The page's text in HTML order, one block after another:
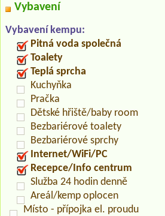
Vybavení
Vybavení kempu:
Pitná voda společná
Toalety
Teplá sprcha
Kuchyňka
Pračka
Dětské hřiště/baby room
Bezbariérové toalety
Bezbariérové sprchy
Internet/WiFi/PC
Recepce/Info centrum
Služba 24 hodin denně
Areál/kemp oplocen
Místo - přípojka el. proudu